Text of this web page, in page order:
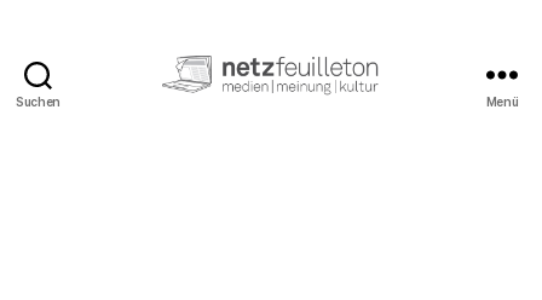
Suchen Menü